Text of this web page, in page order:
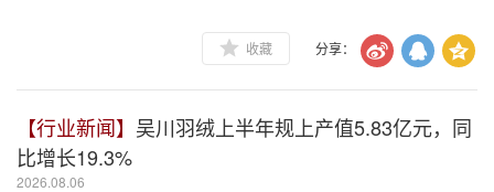
收藏 分享：
【行业新闻】 吴川羽绒上半年规上产值5.83亿元，同
比增长19.3%
2026.08.06